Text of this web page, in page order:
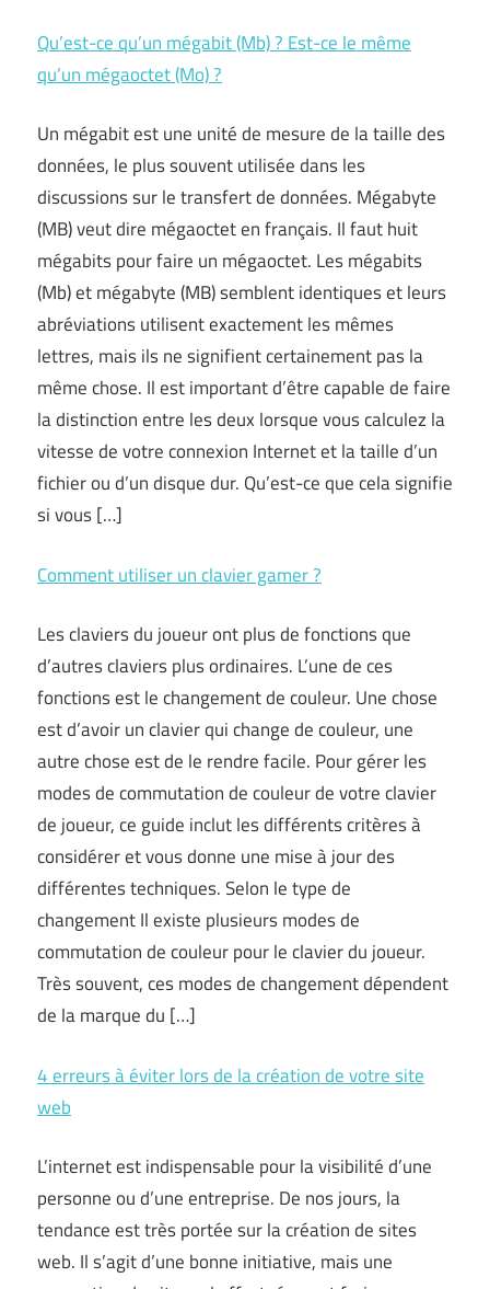
Qu’est-ce qu’un mégabit (Mb) ? Est-ce le même
qu’un mégaoctet (Mo) ?
Un mégabit est une unité de mesure de la taille des
données, le plus souvent utilisée dans les
discussions sur le transfert de données. Mégabyte
(MB) veut dire mégaoctet en français. Il faut huit
mégabits pour faire un mégaoctet. Les mégabits
(Mb) et mégabyte (MB) semblent identiques et leurs
abréviations utilisent exactement les mêmes
lettres, mais ils ne signifient certainement pas la
même chose. Il est important d’être capable de faire
la distinction entre les deux lorsque vous calculez la
vitesse de votre connexion Internet et la taille d’un
fichier ou d’un disque dur. Qu’est-ce que cela signifie
si vous […]
Comment utiliser un clavier gamer ?
Les claviers du joueur ont plus de fonctions que
d’autres claviers plus ordinaires. L’une de ces
fonctions est le changement de couleur. Une chose
est d’avoir un clavier qui change de couleur, une
autre chose est de le rendre facile. Pour gérer les
modes de commutation de couleur de votre clavier
de joueur, ce guide inclut les différents critères à
considérer et vous donne une mise à jour des
différentes techniques. Selon le type de
changement Il existe plusieurs modes de
commutation de couleur pour le clavier du joueur.
Très souvent, ces modes de changement dépendent
de la marque du […]
4 erreurs à éviter lors de la création de votre site
web
L’internet est indispensable pour la visibilité d’une
personne ou d’une entreprise. De nos jours, la
tendance est très portée sur la création de sites
web. Il s’agit d’une bonne initiative, mais une